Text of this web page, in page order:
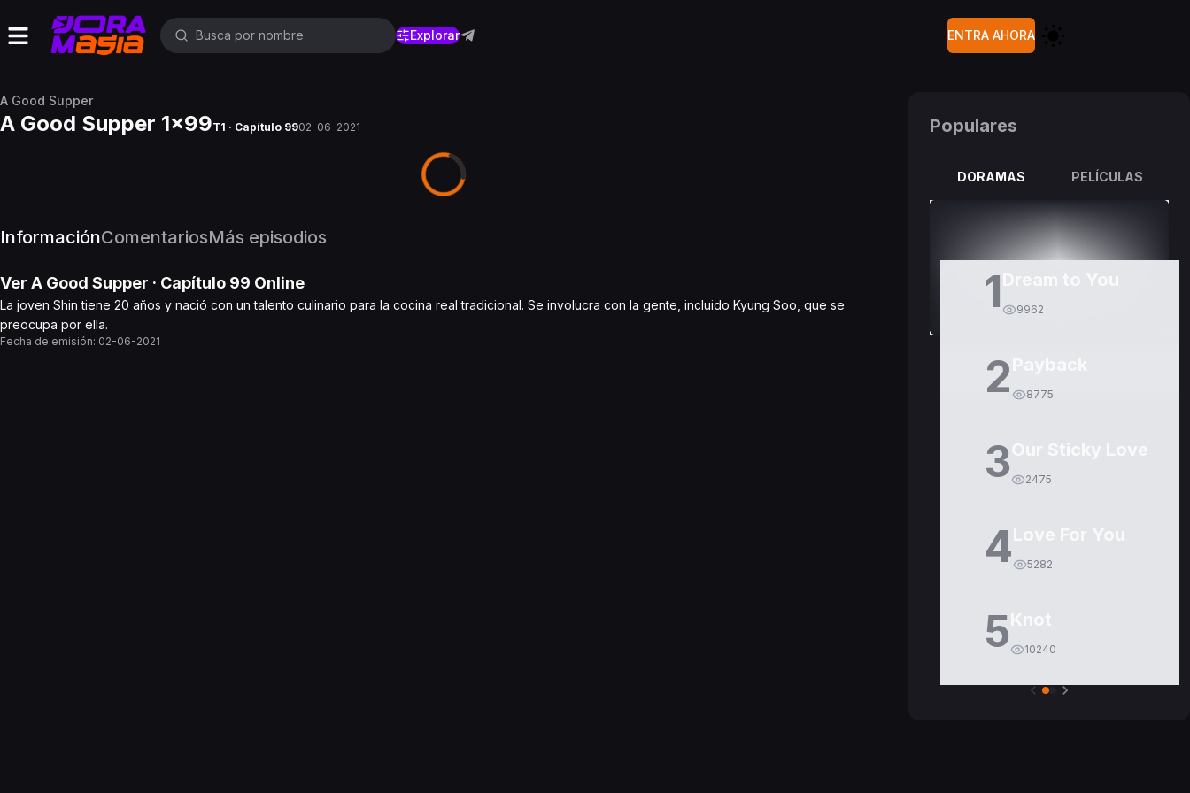
Explorar ENTRA AHORA
A Good Supper
A Good Supper 1x99T1 · Capítulo 9902-06-2021
InformaciónComentariosMás episodios
Ver A Good Supper · Capítulo 99 Online
La joven Shin tiene 20 años y nació con un talento culinario para la cocina real tradicional. Se involucra con la gente, incluido Kyung Soo, que se
preocupa por ella.
Fecha de emisión: 02-06-2021
Populares
DORAMAS PELÍCULAS
1 9962
2 8775
3 2475
4 5282
5 10240